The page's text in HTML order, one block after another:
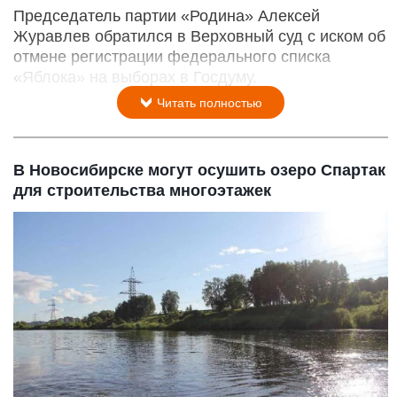
Председатель партии «Родина» Алексей
Журавлев обратился в Верховный суд с иском об
отмене регистрации федерального списка
«Яблока» на выборах в Госдуму.
Читать полностью
В Новосибирске могут осушить озеро Спартак
для строительства многоэтажек